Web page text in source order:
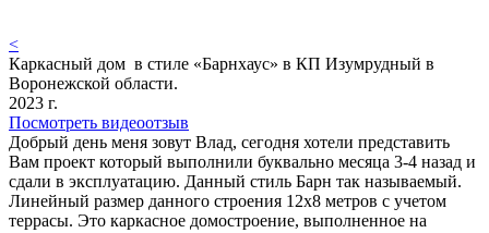
<
Каркасный дом в стиле «Барнхаус» в КП Изумрудный в
Воронежской области.
2023 г.
Посмотреть видеоотзыв
Добрый день меня зовут Влад, сегодня хотели представить
Вам проект который выполнили буквально месяца 3-4 назад и
сдали в эксплуатацию. Данный стиль Барн так называемый.
Линейный размер данного строения 12х8 метров с учетом
террасы. Это каркасное домостроение, выполненное на